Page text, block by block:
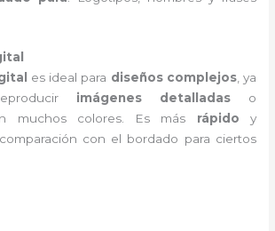
es ideal para diseños complejos, ya
imágenes detalladaso
muchos colores. Es más rápido y
con el bordado para ciertos